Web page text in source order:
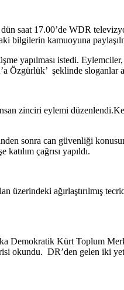
saat 17.00’de WDR
bilgilerin kamuoyuna
yapılması istedi. Eylemciler,
Özgürlük’ şeklinde sloganlar
zinciri eylemi
sonra can güvenliği
çağrısı yapıldı.
üzerindeki ağırlaştırılmış
Demokratik Kürt Toplum
okundu. DR’den gelen iki